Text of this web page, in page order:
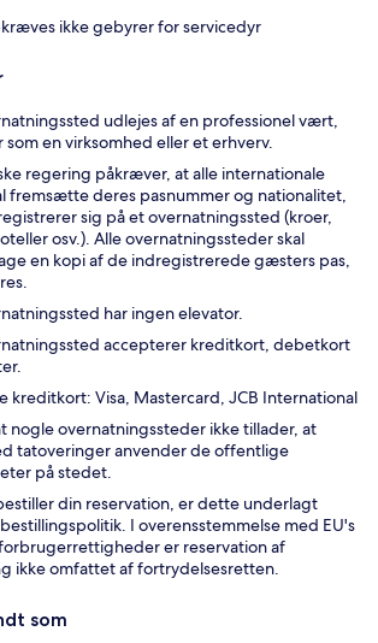
ikke gebyrer for servicedyr
udlejes af en professionel vært,
en virksomhed eller et erhverv.
regering påkræver, at alle internationale
fremsætte deres pasnummer og nationalitet,
sig på et overnatningssted (kroer,
osv.). Alle overnatningssteder skal
en kopi af de indregistrerede gæsters pas,
har ingen elevator.
accepterer kreditkort, debetkort
kreditkort: Visa, Mastercard, JCB International
nogle overnatningssteder ikke tillader, at
tatoveringer anvender de offentlige
på stedet.
din reservation, er dette underlagt
I overensstemmelse med EU's
er reservation af
ikke omfattet af fortrydelsesretten.
som